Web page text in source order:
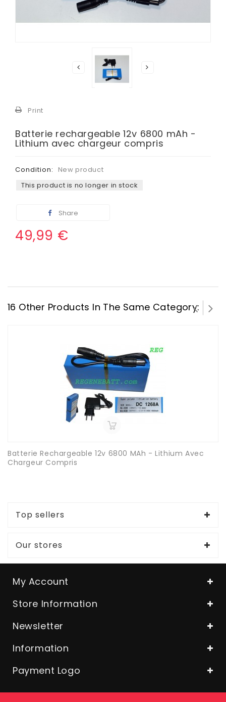
Print
Batterie rechargeable 12v 6800 mAh -
Lithium avec chargeur compris
Condition:
New product
This product is no longer in stock
Share
49,99 €
16 Other Products In The Same Category:
Batterie Rechargeable 12v 6800 MAh - Lithium Avec
Chargeur Compris
Top sellers
Our stores
My Account
Store Information
Newsletter
Information
Payment Logo